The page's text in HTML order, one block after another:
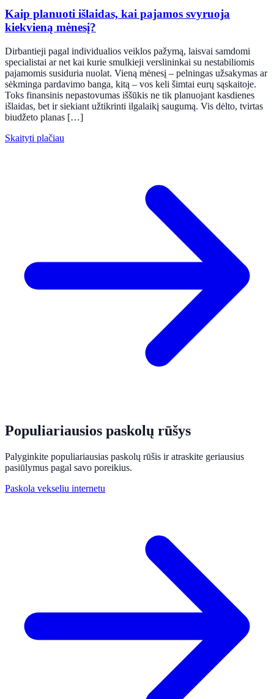
Kaip planuoti išlaidas, kai pajamos svyruoja
kiekvieną mėnesį?
Dirbantieji pagal individualios veiklos pažymą, laisvai samdomi
specialistai ar net kai kurie smulkieji verslininkai su nestabiliomis
pajamomis susiduria nuolat. Vieną mėnesį – pelningas užsakymas ar
sėkminga pardavimo banga, kitą – vos keli šimtai eurų sąskaitoje.
Toks finansinis nepastovumas iššūkis ne tik planuojant kasdienes
išlaidas, bet ir siekiant užtikrinti ilgalaikį saugumą. Vis dėlto, tvirtas
biudžeto planas […]
Skaityti plačiau
Populiariausios paskolų rūšys
Palyginkite populiariausias paskolų rūšis ir atraskite geriausius
pasiūlymus pagal savo poreikius.
Paskola vekseliu internetu